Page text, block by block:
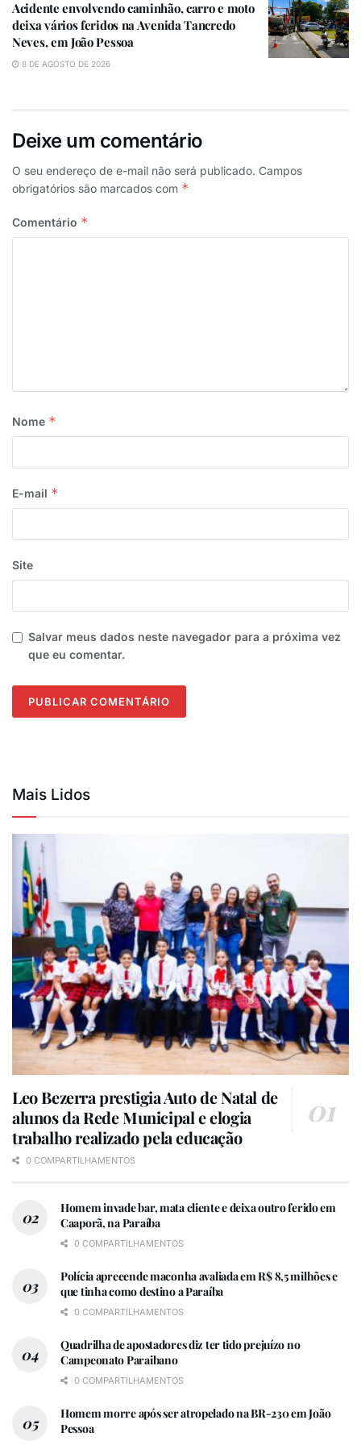
Carolina ainda recebeu os socorros, mas não resistiu.
Conforme informações de testemunhas, a carreta
trafegava na contramão, provocando o acidente.Uma
Acidente envolvendo caminhão, carro e moto
deixa vários feridos na Avenida Tancredo
Neves, em João Pessoa
8 DE AGOSTO DE 2026
Deixe um comentário
O seu endereço de e-mail não será publicado. Campos
obrigatórios são marcados com *
Comentário *
Nome *
E-mail *
Site
Salvar meus dados neste navegador para a próxima vez
que eu comentar.
Mais Lidos
Leo Bezerra prestigia Auto de Natal de
alunos da Rede Municipal e elogia
trabalho realizado pela educação
0 COMPARTILHAMENTOS
Homem invade bar, mata cliente e deixa outro ferido em
Caaporã, na Paraíba
0 COMPARTILHAMENTOS
Polícia apreeende maconha avaliada em R$ 8,5 milhões e
que tinha como destino a Paraíba
0 COMPARTILHAMENTOS
Quadrilha de apostadores diz ter tido prejuízo no
Campeonato Paraibano
0 COMPARTILHAMENTOS
Homem morre após ser atropelado na BR-230 em João
Pessoa